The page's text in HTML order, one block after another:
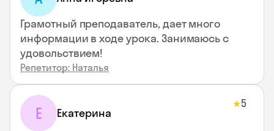
Грамотный преподаватель, дает много
информации в ходе урока. Занимаюсь с
удовольствием!
Репетитор: Наталья
Е Екатерина
★5